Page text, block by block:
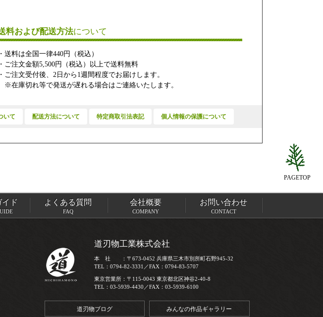
料および配送方法について
・送料は全国一律440円（税込）
・ご注文金額5,500円（税込）以上で送料無料
・ご注文受付後、2日から1週間程度でお届けします。
※在庫切れ等で発送が遅れる場合はご連絡いたします。
いて 配送方法について 特定商取引法表記 個人情報の保護について
ド よくある質問
FAQ
会社概要
COMPANY
お問い合わせ
CONTACT
PAGETOP
道刃物工業株式会社
本 社 ：〒673-0452 兵庫県三木市別所町石野945-32
TEL：0794-82-3331／FAX：0794-83-5707
東京営業所：〒115-0043 東京都北区神谷2-40-8
TEL：03-5939-4430／FAX：03-5939-6100
道刃物ブログ みんなの作品ギャラリー